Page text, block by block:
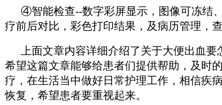
④智能检查--数字彩屏显示，图像可冻结
疗前后对比，彩色打印结果，及病历管理，
上面文章内容详细介绍了关于大便出血要
希望这篇文章能够给患者们提供帮助，及时
疗，在生活当中做好日常护理工作，相信疾
恢复，希望患者要重视起来。